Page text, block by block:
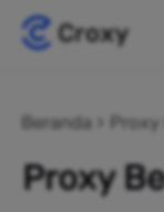
Beranda
Proxy